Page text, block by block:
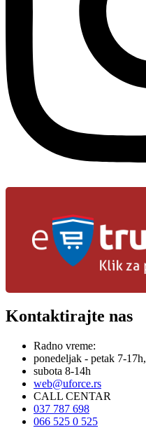
Kontaktirajte nas
Radno vreme:
ponedeljak - petak 7-17h,
subota 8-14h
web@uforce.rs
CALL CENTAR
037 787 698
066 525 0 525